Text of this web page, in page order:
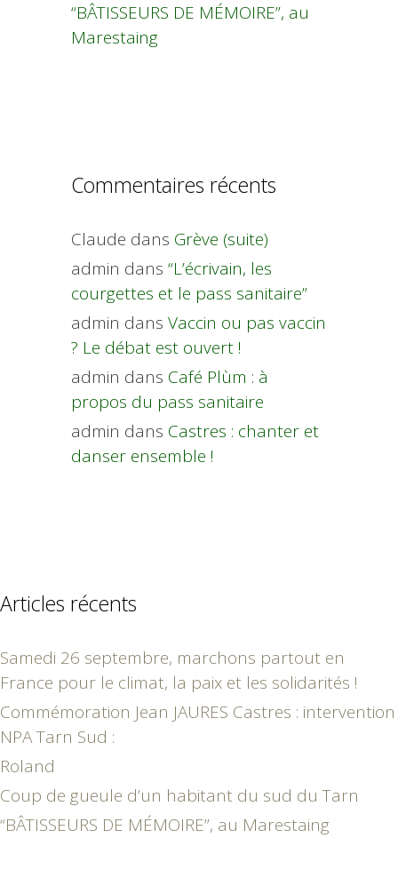
“BÂTISSEURS DE MÉMOIRE”, au
Marestaing
Commentaires récents
Claude dans Grève (suite)
admin dans “L’écrivain, les
courgettes et le pass sanitaire”
admin dans Vaccin ou pas vaccin
? Le débat est ouvert !
admin dans Café Plùm : à
propos du pass sanitaire
admin dans Castres : chanter et
danser ensemble !
Articles récents
Samedi 26 septembre, marchons partout en
France pour le climat, la paix et les solidarités !
Commémoration Jean JAURES Castres : intervention
NPA Tarn Sud :
Roland
Coup de gueule d’un habitant du sud du Tarn
“BÂTISSEURS DE MÉMOIRE”, au Marestaing